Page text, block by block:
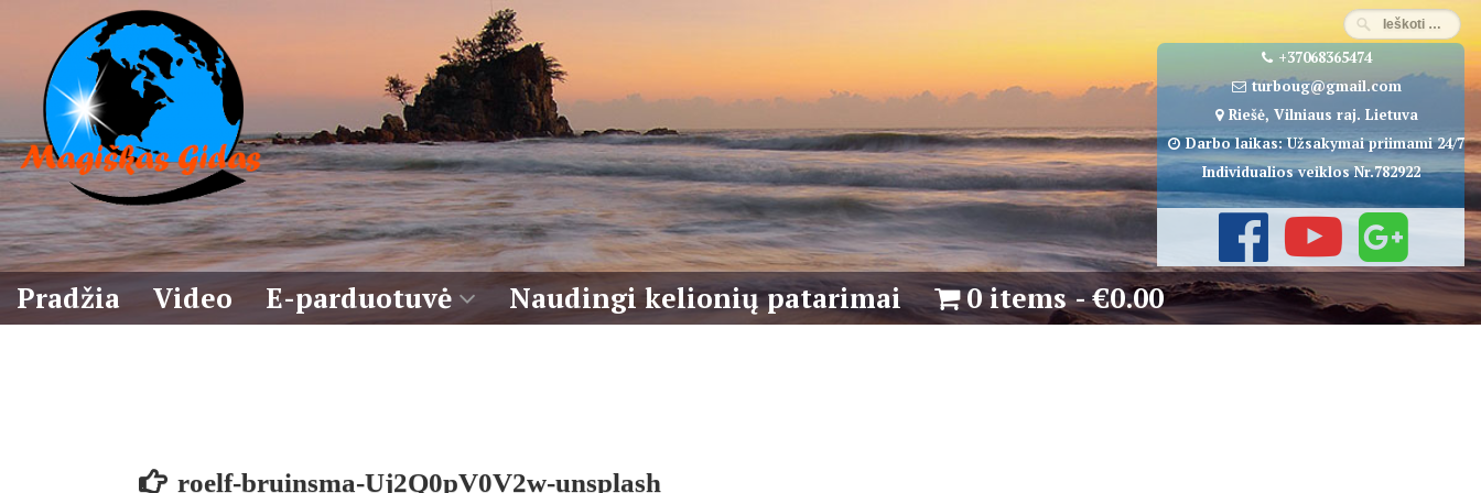
+37068365474
turboug@gmail.com
Riešė, Vilniaus raj. Lietuva
Darbo laikas: Užsakymai priimami 24/7
Individualios veiklos Nr.782922
Pradžia Video
E-parduotuvė
Naudingi kelionių patarimai 0 items €0.00
roelf-bruinsma-Uj2Q0pV0V2w-unsplash